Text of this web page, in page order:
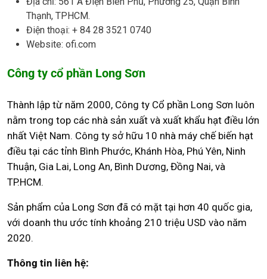
Thạnh, TPHCM.
Điện thoại: + 84 28 3521 0740
Website: ofi.com
Công ty cổ phần Long Sơn
Thành lập từ năm 2000, Công ty Cổ phần Long Sơn luôn
nằm trong top các nhà sản xuất và xuất khẩu hạt điều lớn
nhất Việt Nam. Công ty sở hữu 10 nhà máy chế biến hạt
điều tại các tỉnh Bình Phước, Khánh Hòa, Phú Yên, Ninh
Thuận, Gia Lai, Long An, Bình Dương, Đồng Nai, và
TP.HCM.
Sản phẩm của Long Sơn đã có mặt tại hơn 40 quốc gia,
với doanh thu ước tính khoảng 210 triệu USD vào năm
2020.
Thông tin liên hệ: